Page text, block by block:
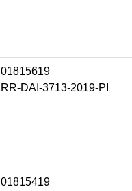
01815619
RR-DAI-3713-2019-PI
01815419